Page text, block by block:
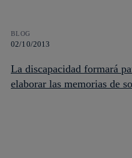
BLOG
02/10/2013
La discapacidad formará
elaborar las memorias de